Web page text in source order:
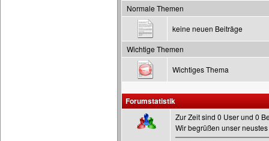
Normale Themen
keine neuen Beiträge
Wichtige Themen
Wichtiges Thema
Forumstatistik
Zur Zeit sind 0 User und 0
Wir begrüßen unser